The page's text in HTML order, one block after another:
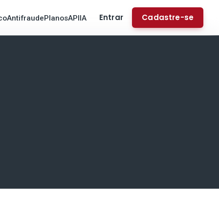
AntifraudePlanosAPIIA Entrar Cadastre-se